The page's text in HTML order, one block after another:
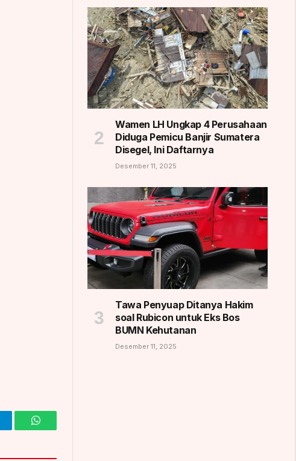
WhatsApp
Wamen LH Ungkap 4 Perusahaan
Diduga Pemicu Banjir Sumatera
Disegel, Ini Daftarnya
Desember 11, 2025
Tawa Penyuap Ditanya Hakim
soal Rubicon untuk Eks Bos
BUMN Kehutanan
Desember 11, 2025